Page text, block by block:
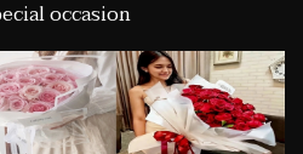
occasion